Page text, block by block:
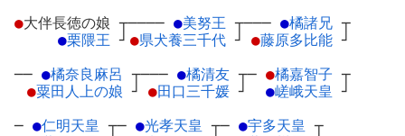
●大伴長徳の娘 ┬
●栗隈王 ┘
──── ●美努王 ┬
●県犬養三千代 ┘
─── ●橘諸兄 ┬
●藤原多比能 ┘
── ●橘奈良麻呂 ┬
●粟田人上の娘 ┘
─── ●橘清友 ┬
●田口三千媛 ┘
─ ●橘嘉智子 ┬
●嵯峨天皇 ┘
─ ●仁明天皇 ┬─ ●光孝天皇 ┬─ ●宇多天皇 ┬